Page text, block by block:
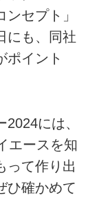
セプト」
にも、同社
ポイント
には、
エースを知
って作り出
ひ確かめて